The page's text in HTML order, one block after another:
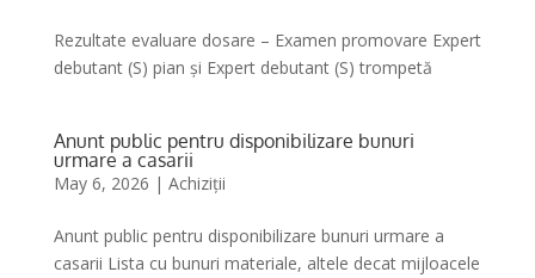
Rezultate evaluare dosare – Examen promovare Expert
debutant (S) pian și Expert debutant (S) trompetă
Anunt public pentru disponibilizare bunuri
urmare a casarii
May 6, 2026 | Achiziții
Anunt public pentru disponibilizare bunuri urmare a
casarii Lista cu bunuri materiale, altele decat mijloacele